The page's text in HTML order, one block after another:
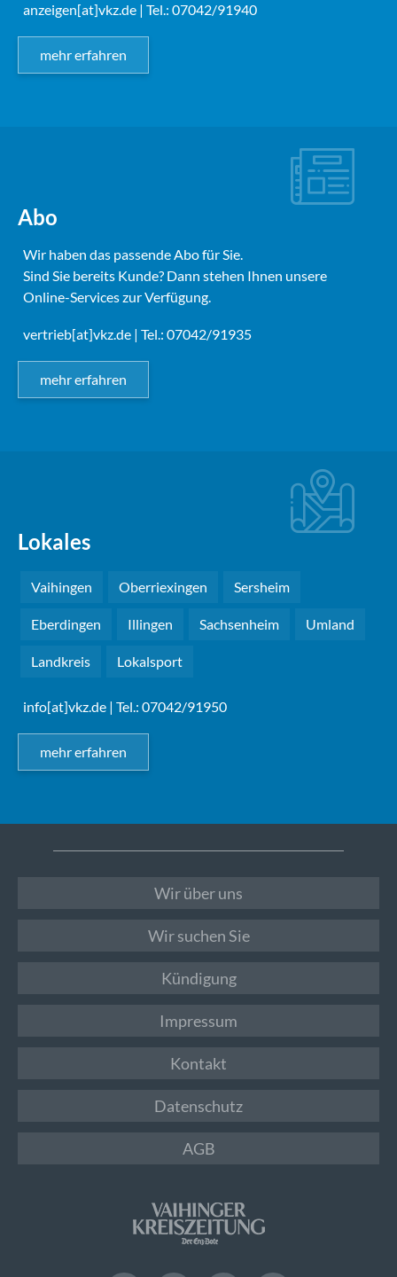
anzeigen[at]vkz.de | Tel.: 07042/91940
mehr erfahren
Abo
Wir haben das passende Abo für Sie.
Sind Sie bereits Kunde? Dann stehen Ihnen unsere
Online-Services zur Verfügung.
vertrieb[at]vkz.de | Tel.: 07042/91935
mehr erfahren
Lokales
Vaihingen Oberriexingen Sersheim
Eberdingen Illingen Sachsenheim Umland
Landkreis Lokalsport
info[at]vkz.de | Tel.: 07042/91950
mehr erfahren
Wir über uns
Wir suchen Sie
Kündigung
Impressum
Kontakt
Datenschutz
AGB